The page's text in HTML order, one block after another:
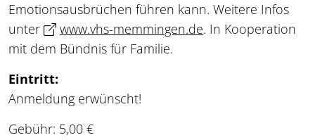
Emotionsausbrüchen führen kann. Weitere Infos
unter
www.vhs-memmingen.de. In Kooperation
mit dem Bündnis für Familie.
Eintritt:
Anmeldung erwünscht!
Gebühr: 5,00 €